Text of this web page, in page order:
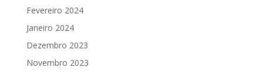
Fevereiro 2024
Janeiro 2024
Dezembro 2023
Novembro 2023